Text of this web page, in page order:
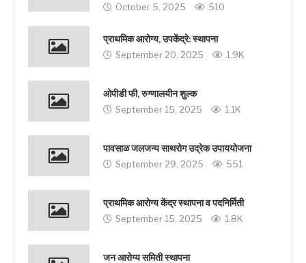
October 5, 2025 510
प्राथमिक आरोग्य, उपकेंद्रे: स्थापना
September 20, 2025 1.9K
ओपीडी फी, रुग्णालयीन शुल्क
September 15, 2025 1.1K
पावसाळ जलजन्य साथरोग उद्रेक उपाययोजना
September 29, 2025 551
प्राथमिक आरोग्य केंद्र स्थापना व पदनिर्मिती
September 15, 2025 1.8K
जन आरोग्य समिती स्थापना